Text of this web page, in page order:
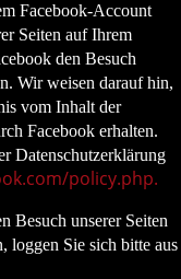
Facebook-Account
Seiten auf Ihrem
den Besuch
Wir weisen darauf hin,
vom Inhalt der
Facebook erhalten.
Datenschutzerklärung
policy.php.
Besuch unserer Seiten
loggen Sie sich bitte aus